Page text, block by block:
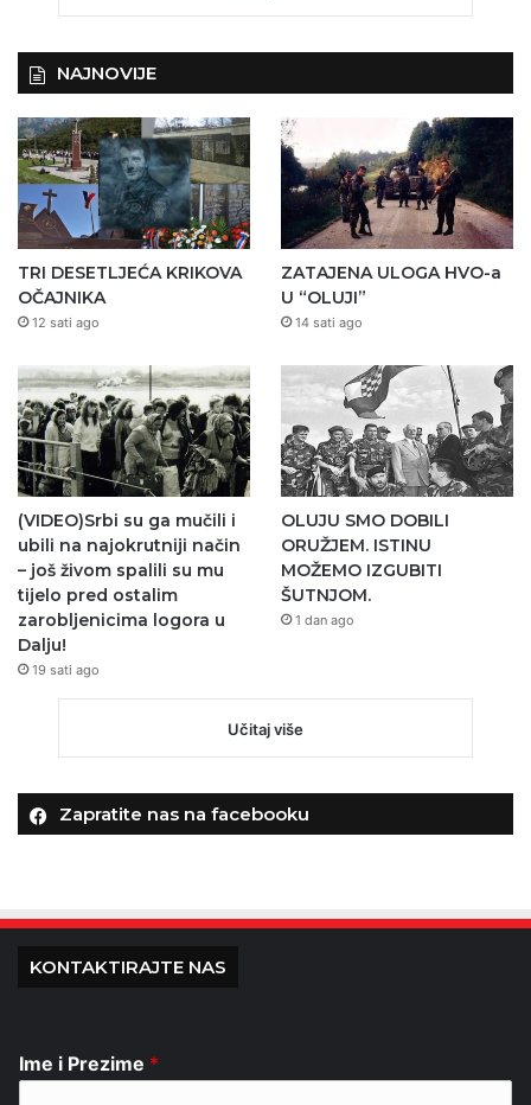
NAJNOVIJE
TRI DESETLJEĆA KRIKOVA
OČAJNIKA
12 sati ago
ZATAJENA ULOGA HVO-a
U “OLUJI”
14 sati ago
(VIDEO)Srbi su ga mučili i
ubili na najokrutniji način
– još živom spalili su mu
tijelo pred ostalim
zarobljenicima logora u
Dalju!
19 sati ago
OLUJU SMO DOBILI
ORUŽJEM. ISTINU
MOŽEMO IZGUBITI
ŠUTNJOM.
1 dan ago
Učitaj više
Zapratite nas na facebooku
KONTAKTIRAJTE NAS
Ime i Prezime *